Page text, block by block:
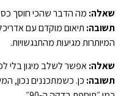
שאלה: מה הדבר שהכי חוסך כסף
תשובה: תיאום מוקדם עם
המיותרות מגיעות מהתנגשויות.
שאלה:אפשר לשלב מיגון בלי
תשובה: כן. כשמתכננים נכון,